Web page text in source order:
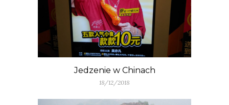
Jedzenie w Chinach
18/12/2018